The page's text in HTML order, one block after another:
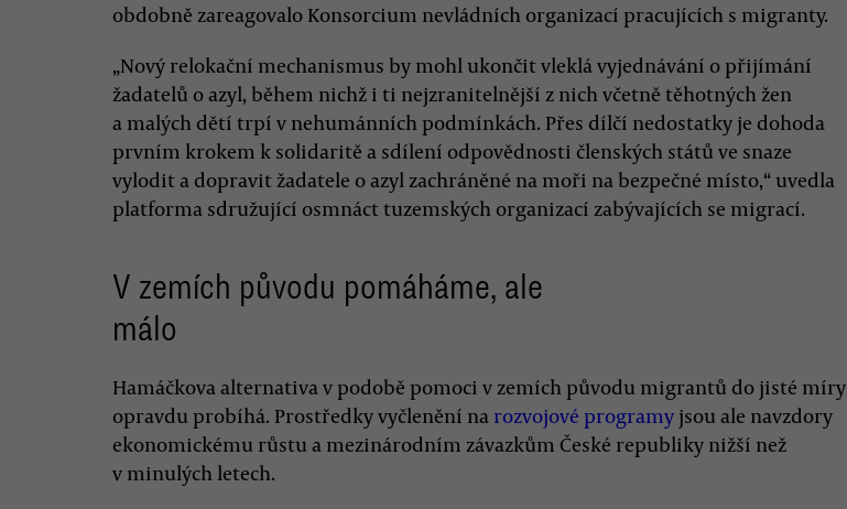
obdobně zareagovalo Konsorcium nevládních organizací pracujících s migranty.
„Nový relokační mechanismus by mohl ukončit vleklá vyjednávání o přijímání
žadatelů o azyl, během nichž i ti nejzranitelnější z nich včetně těhotných žen
a malých dětí trpí v nehumánních podmínkách. Přes dílčí nedostatky je dohoda
prvním krokem k solidaritě a sdílení odpovědnosti členských států ve snaze
vylodit a dopravit žadatele o azyl zachráněné na moři na bezpečné místo,“ uvedla
platforma sdružující osmnáct tuzemských organizací zabývajících se migrací.
V zemích původu pomáháme, ale
málo
Hamáčkova alternativa v podobě pomoci v zemích původu migrantů do jisté míry
opravdu probíhá. Prostředky vyčlenění na rozvojové programy jsou ale navzdory
ekonomickému růstu a mezinárodním závazkům České republiky nižší než
v minulých letech.